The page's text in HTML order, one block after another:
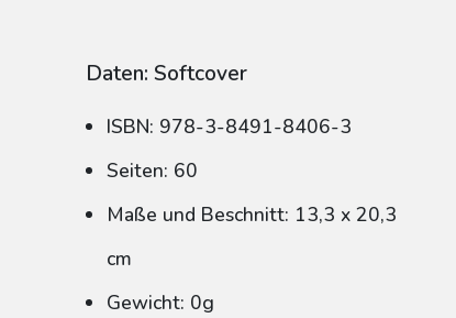
Daten: Softcover
ISBN: 978-3-8491-8406-3
Seiten: 60
Maße und Beschnitt: 13,3 x 20,3
cm
Gewicht: 0g